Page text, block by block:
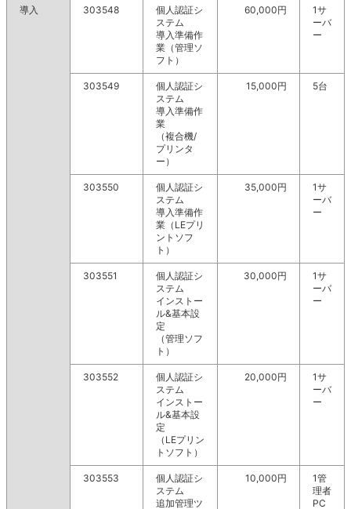
導入 303548
個人認証シ
ステム
導入準備作
業（管理ソ
フト）
60,000円
1サ
ーバ
ー
303549
個人認証シ
ステム
導入準備作
業
（複合機/
プリンタ
ー）
15,000円 5台
303550
個人認証シ
ステム
導入準備作
業（LEプリ
ントソフ
ト）
35,000円
1サ
ーバ
ー
303551
個人認証シ
ステム
インストー
ル&基本設
定
（管理ソフ
ト）
30,000円
1サ
ーバ
ー
303552
個人認証シ
ステム
インストー
ル&基本設
定
（LEプリン
トソフト）
20,000円
1サ
ーバ
ー
303553
個人認証シ
ステム
追加管理ツ
10,000円
1管
理者
PC